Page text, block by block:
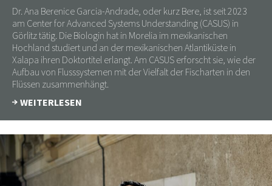
Dr. Ana Berenice Garcia-Andrade, oder kurz Bere, ist seit 2023
am Center for Advanced Systems Understanding (CASUS) in
Görlitz tätig. Die Biologin hat in Morelia im mexikanischen
Hochland studiert und an der mexikanischen Atlantiküste in
Xalapa ihren Doktortitel erlangt. Am CASUS erforscht sie, wie der
Aufbau von Flusssystemen mit der Vielfalt der Fischarten in den
Flüssen zusammenhängt.
WEITERLESEN